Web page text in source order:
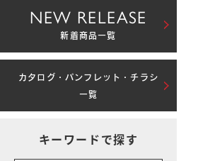
NEW RELEASE
新着商品一覧
カタログ・パンフレット・チラシ
一覧
キーワードで探す